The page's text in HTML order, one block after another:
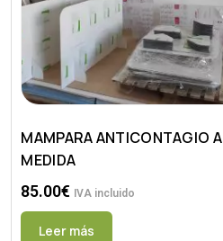
MAMPARA ANTICONTAGIO A
MEDIDA
85.00€ IVA incluido
Leer más